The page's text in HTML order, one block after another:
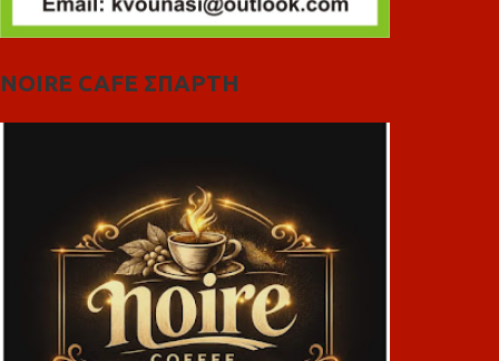
NOIRE CAFE ΣΠΑΡΤΗ